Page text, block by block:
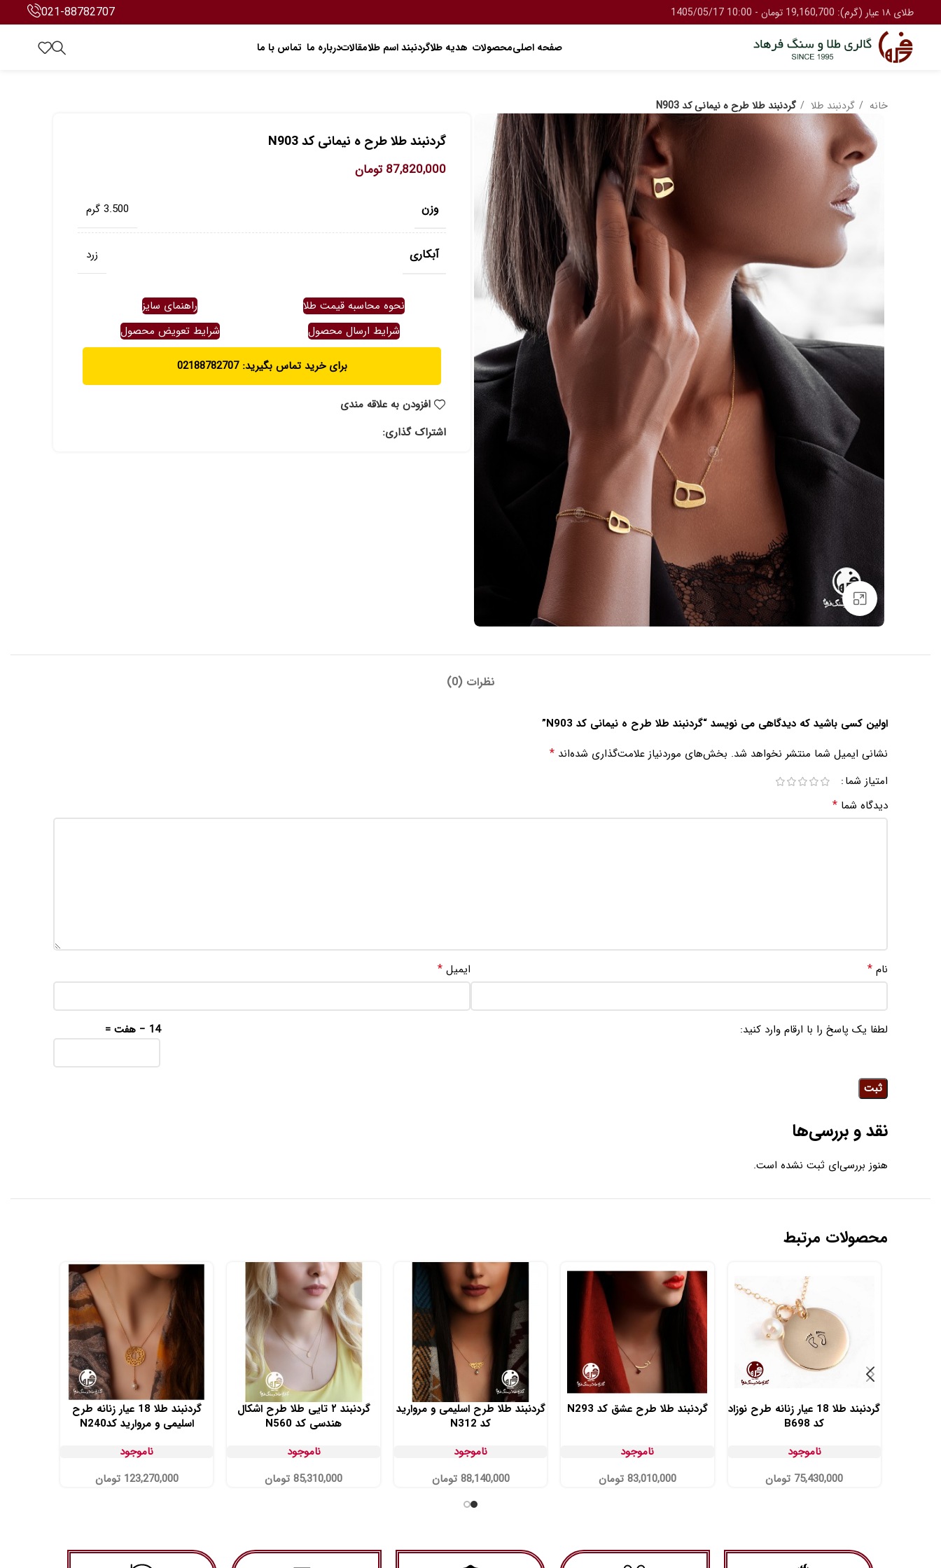
طلای ۱۸ عیار (گرم): 19,160,700 تومان - 10:00 1405/05/17 021-88782707
صفحه اصلیمحصولات هدیه طلاگردنبند اسم طلامقالاتدرباره ما تماس با ما
خانه گردنبند طلا گردنبند طلا طرح ه نیمانی کد N903
برای بزرگنمایی کلیک کنید
گردنبند طلا طرح ه نیمانی کد N903
87,820,000 تومان
وزن 3.500 گرم
آبکاری زرد
نحوه محاسبه قیمت طلا
راهنمای سایز
شرایط ارسال محصول
شرایط تعویض محصول
برای خرید تماس بگیرید: 02188782707
افزودن به علاقه مندی
اشتراک گذاری:
نظرات (0)
نقد و بررسی‌ها
هنوز بررسی‌ای ثبت نشده است.
اولین کسی باشید که دیدگاهی می نویسد “گردنبند طلا طرح ه نیمانی کد N903”
نشانی ایمیل شما منتشر نخواهد شد. بخش‌های موردنیاز علامت‌گذاری شده‌اند *
امتیاز شما
دیدگاه شما *
نام * ایمیل *
لطفا یک پاسخ را با ارقام وارد کنید: 14 − هفت =
محصولات مرتبط
گردنبند طلا 18 عیار زنانه طرح نوزاد
کد B698
ناموجود
75,430,000 تومان
گردنبند طلا طرح عشق کد N293
ناموجود
83,010,000 تومان
گردنبند طلا طرح اسلیمی و مروارید
کد N312
ناموجود
88,140,000 تومان
گردنبند ۲ تایی طلا طرح اشکال
هندسی کد N560
ناموجود
85,310,000 تومان
گردنبند طلا 18 عیار زنانه طرح
اسلیمی و مروارید کدN240
ناموجود
123,270,000 تومان